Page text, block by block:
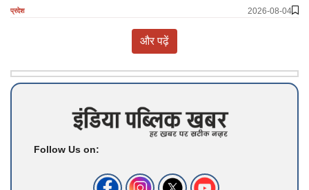
प्रदेश 2026-08-04
और पढ़ें
Follow Us on: